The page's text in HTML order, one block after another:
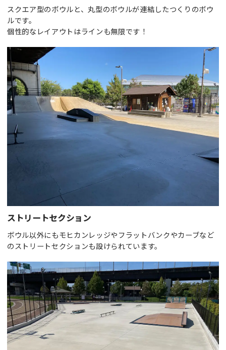
スクエア型のボウルと、丸型のボウルが連結したつくりのボウ
ルです。
個性的なレイアウトはラインも無限です！
ストリートセクション
ボウル以外にもモヒカンレッジやフラットバンクやカーブなど
のストリートセクションも設けられています。